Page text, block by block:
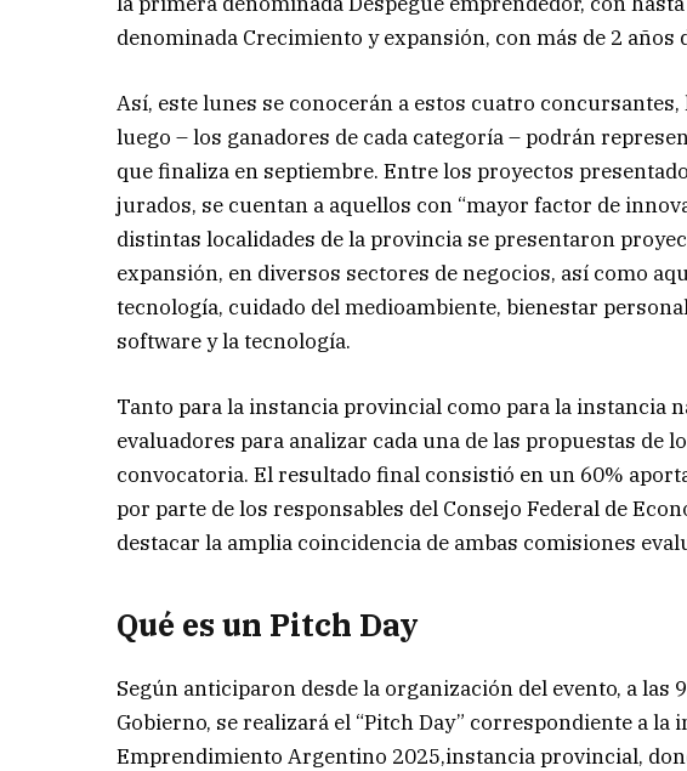
denominada Crecimiento y expansión, con más de 2 años
Así, este lunes se conocerán a estos cuatro
luego – los ganadores de cada categoría – podrán
que finaliza en septiembre. Entre los proyectos
jurados, se cuentan a aquellos con “mayor factor de
distintas localidades de la provincia se presentaron
expansión, en diversos sectores de negocios, así como
tecnología, cuidado del medioambiente, bienestar
software y la tecnología.
Tanto para la instancia provincial como para la instancia
evaluadores para analizar cada una de las propuestas de
convocatoria. El resultado final consistió en un 60%
por parte de los responsables del Consejo Federal de
destacar la amplia coincidencia de ambas comisiones
Qué es un Pitch Day
Según anticiparon desde la organización del evento, a las
Gobierno, se realizará el “Pitch Day” correspondiente a
Emprendimiento Argentino 2025,instancia provincial,